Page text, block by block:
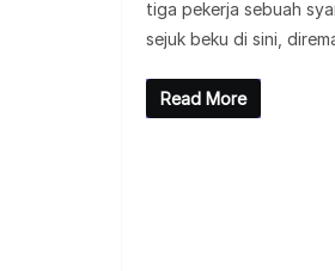
tiga pekerja sebuah
sejuk beku di sini,
Read More